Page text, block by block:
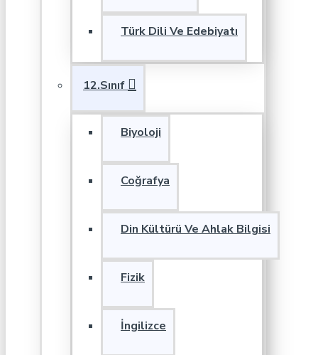
Türk Dili Ve Edebiyatı
12.Sınıf
Biyoloji
Coğrafya
Din Kültürü Ve Ahlak Bilgisi
Fizik
İngilizce